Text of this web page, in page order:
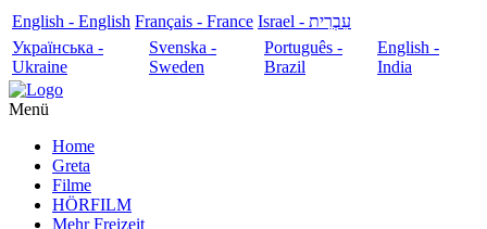
English - English Français - France
עִבְרִית - Israel
Українська -
Ukraine
Svenska -
Sweden
Português -
Brazil
English -
India
Menü
Home
Greta
Filme
HÖRFILM
Mehr Freizeit